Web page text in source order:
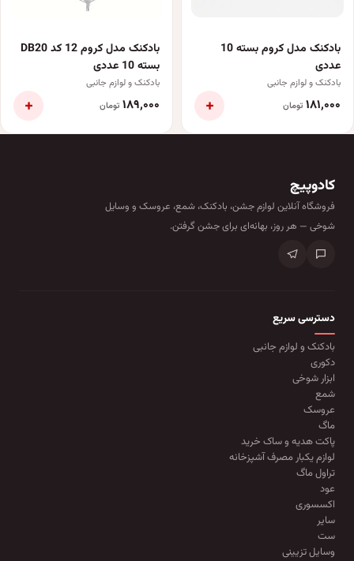
بادکنک مدل کروم بسته 10
عددی
بادکنک و لوازم جانبی
۱۸۱٬۰۰۰ تومان +
بادکنک مدل کروم 12 کد DB20
بسته 10 عددی
بادکنک و لوازم جانبی
۱۸۹٬۰۰۰ تومان +
کادوپیچ
فروشگاه آنلاین لوازم جشن، بادکنک، شمع، عروسک و وسایل
شوخی — هر روز، بهانه‌ای برای جشن گرفتن.
دسترسی سریع
بادکنک و لوازم جانبی
دکوری
ابزار شوخی
شمع
عروسک
ماگ
پاکت هدیه و ساک خرید
لوازم یکبار مصرف آشپزخانه
تراول ماگ
عود
اکسسوری
سایر
ست
وسایل تزیینی